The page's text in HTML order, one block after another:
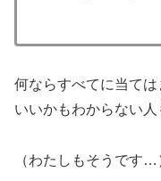
何ならすべてに当て
いいかもわからない人
（わたしもそうです…